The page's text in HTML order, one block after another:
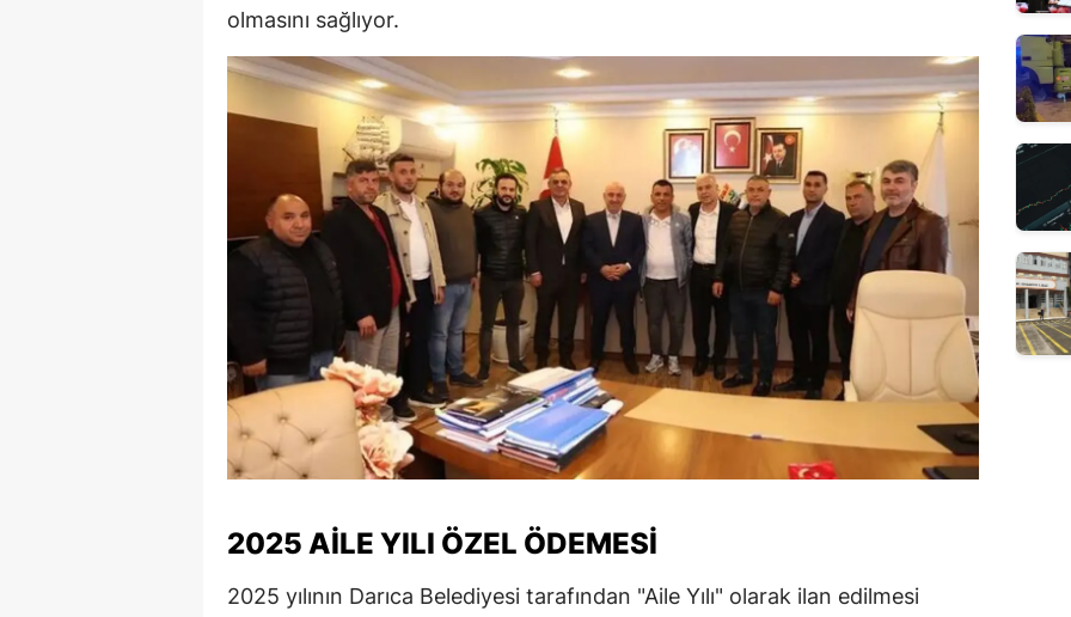
olmasını sağlıyor.
2025 AILE YILI ÖZEL ÖDEMESI
2025 yılının Darıca Belediyesi tarafından "Aile Yılı" olarak ilan edilmesi